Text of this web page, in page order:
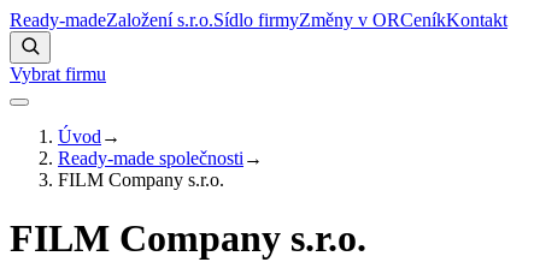
Ready-madeZaložení s.r.o.Sídlo firmyZměny v ORCeníkKontakt
Vybrat firmu
Úvod →
Ready-made společnosti →
FILM Company s.r.o.
FILM Company s.r.o.